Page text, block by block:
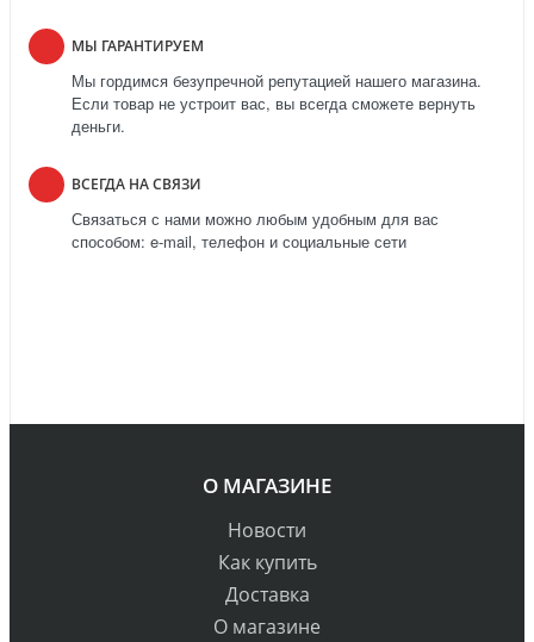
МЫ ГАРАНТИРУЕМ
Мы гордимся безупречной репутацией нашего магазина.
Если товар не устроит вас, вы всегда сможете вернуть
деньги.
ВСЕГДА НА СВЯЗИ
Связаться с нами можно любым удобным для вас
способом: e-mail, телефон и социальные сети
О МАГАЗИНЕ
Новости
Как купить
Доставка
О магазине